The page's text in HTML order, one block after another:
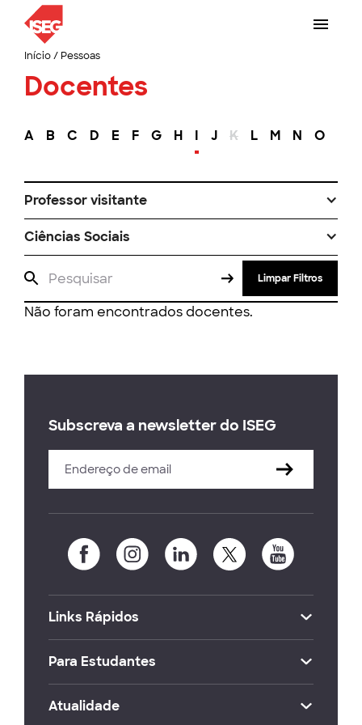
Início/ Pessoas
Docentes
A B C D E F G H I J K L M N O
Professor visitante
Ciências Sociais
Limpar Filtros
Não foram encontrados docentes.
Subscreva a newsletter do ISEG
Links Rápidos
Para Estudantes
Atualidade